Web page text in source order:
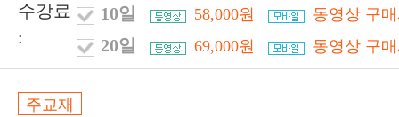
수강료
:
10일 58,000원 동영상 구
20일 69,000원 동영상 구
주교재